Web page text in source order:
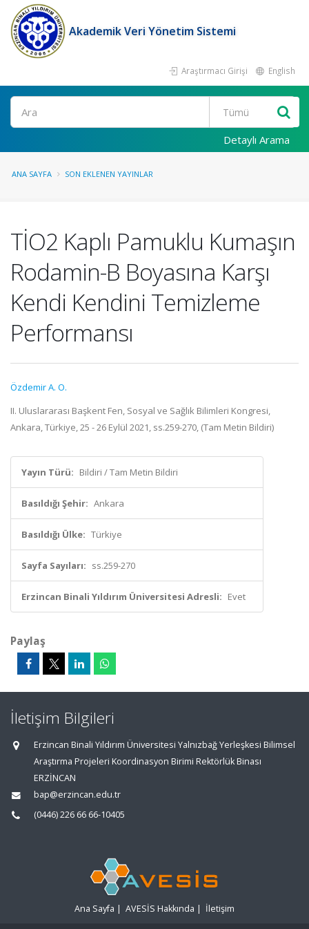
Akademik Veri Yönetim Sistemi
Araştırmacı Girişi English
Ara
Detaylı Arama
ANA SAYFA SON EKLENEN YAYINLAR
TİO2 Kaplı Pamuklu Kumaşın
Rodamin-B Boyasına Karşı
Kendi Kendini Temizleme
Performansı
Özdemir A. O.
II. Uluslararası Başkent Fen, Sosyal ve Sağlık Bilimleri Kongresi,
Ankara, Türkiye, 25 - 26 Eylül 2021, ss.259-270, (Tam Metin Bildiri)
Yayın Türü: Bildiri / Tam Metin Bildiri
Basıldığı Şehir: Ankara
Basıldığı Ülke: Türkiye
Sayfa Sayıları: ss.259-270
Erzincan Binali Yıldırım Üniversitesi Adresli: Evet
Paylaş
İletişim Bilgileri
Erzincan Binali Yıldırım Üniversitesi Yalnızbağ Yerleşkesi Bilimsel
Araştırma Projeleri Koordinasyon Birimi Rektörlük Binası
ERZİNCAN
bap@erzincan.edu.tr
(0446) 226 66 66-10405
Ana Sayfa | AVESİS Hakkında | İletişim